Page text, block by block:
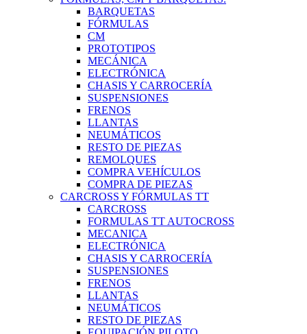
BARQUETAS
FÓRMULAS
CM
PROTOTIPOS
MECÁNICA
ELECTRÓNICA
CHASIS Y CARROCERÍA
SUSPENSIONES
FRENOS
LLANTAS
NEUMÁTICOS
RESTO DE PIEZAS
REMOLQUES
COMPRA VEHÍCULOS
COMPRA DE PIEZAS
CARCROSS Y FÓRMULAS TT
CARCROSS
FORMULAS TT AUTOCROSS
MECANICA
ELECTRÓNICA
CHASIS Y CARROCERÍA
SUSPENSIONES
FRENOS
LLANTAS
NEUMÁTICOS
RESTO DE PIEZAS